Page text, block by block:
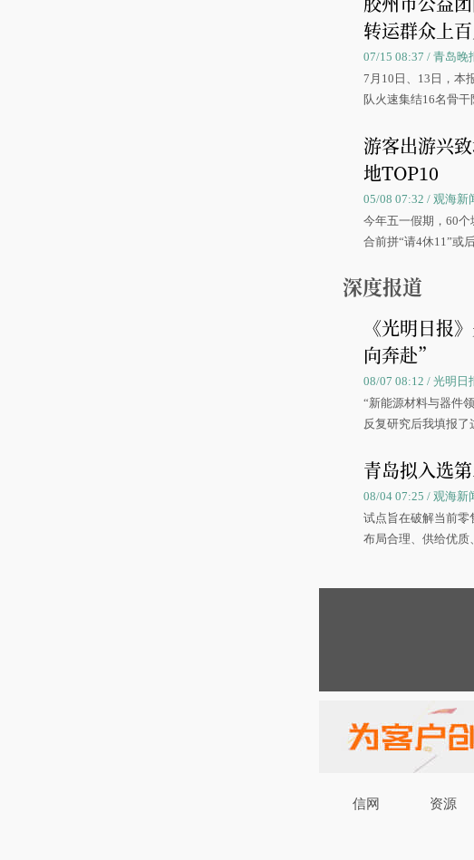
转运群众上
07/15 08:37 / 青岛晚
7月10日、13日，本
队火速集结16名骨
游客出游兴
地TOP10
05/08 07:32 / 观海新
今年五一假期，60
合前拼“请4休11”或
深度报道
《光明日报
向奔赴”
08/07 08:12 / 光明日
“新能源材料与器件
反复研究后我填报
青岛拟入选
08/04 07:25 / 观海新
试点旨在破解当前零
布局合理、供给优质
信网 资源